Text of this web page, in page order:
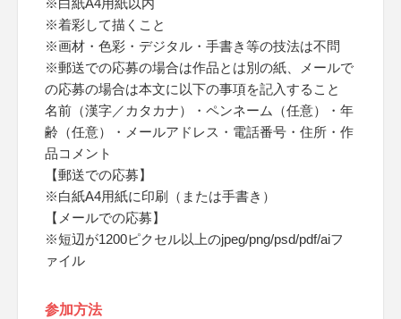
※白紙A4用紙以内
※着彩して描くこと
※画材・色彩・デジタル・手書き等の技法は不問
※郵送での応募の場合は作品とは別の紙、メールで
の応募の場合は本文に以下の事項を記入すること
名前（漢字／カタカナ）・ペンネーム（任意）・年
齢（任意）・メールアドレス・電話番号・住所・作
品コメント
【郵送での応募】
※白紙A4用紙に印刷（または手書き）
【メールでの応募】
※短辺が1200ピクセル以上のjpeg/png/psd/pdf/aiフ
ァイル
参加方法